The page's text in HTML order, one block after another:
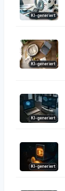
KI-generiert
KI-generiert
KI-generiert
KI-generiert